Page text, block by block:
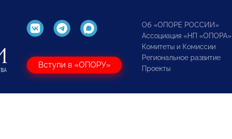
Вступи в «ОПОРУ»
Об «ОПОРЕ РОССИИ»
Ассоциация «НП «ОПОРА»
Комитеты и Комиссии
Региональное развитие
Проекты